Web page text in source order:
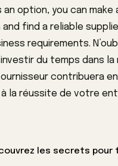
an option, you can make
and find a reliable
requirements.
du temps dans
contribuera
la réussite de votre
les secrets pour